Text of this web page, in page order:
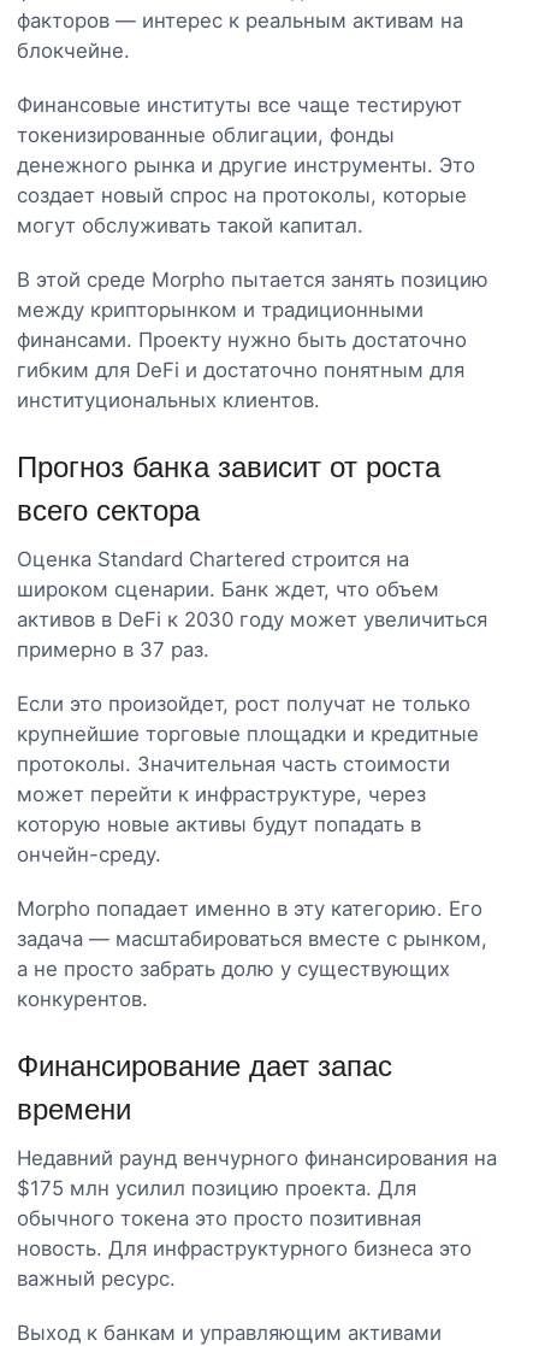
факторов — интерес к реальным активам на
блокчейне.
Финансовые институты все чаще тестируют
токенизированные облигации, фонды
денежного рынка и другие инструменты. Это
создает новый спрос на протоколы, которые
могут обслуживать такой капитал.
В этой среде Morpho пытается занять позицию
между крипторынком и традиционными
финансами. Проекту нужно быть достаточно
гибким для DeFi и достаточно понятным для
институциональных клиентов.
Прогноз банка зависит от роста
всего сектора
Оценка Standard Chartered строится на
широком сценарии. Банк ждет, что объем
активов в DeFi к 2030 году может увеличиться
примерно в 37 раз.
Если это произойдет, рост получат не только
крупнейшие торговые площадки и кредитные
протоколы. Значительная часть стоимости
может перейти к инфраструктуре, через
которую новые активы будут попадать в
ончейн-среду.
Morpho попадает именно в эту категорию. Его
задача — масштабироваться вместе с рынком,
а не просто забрать долю у существующих
конкурентов.
Финансирование дает запас
времени
Недавний раунд венчурного финансирования на
$175 млн усилил позицию проекта. Для
обычного токена это просто позитивная
новость. Для инфраструктурного бизнеса это
важный ресурс.
Выход к банкам и управляющим активами